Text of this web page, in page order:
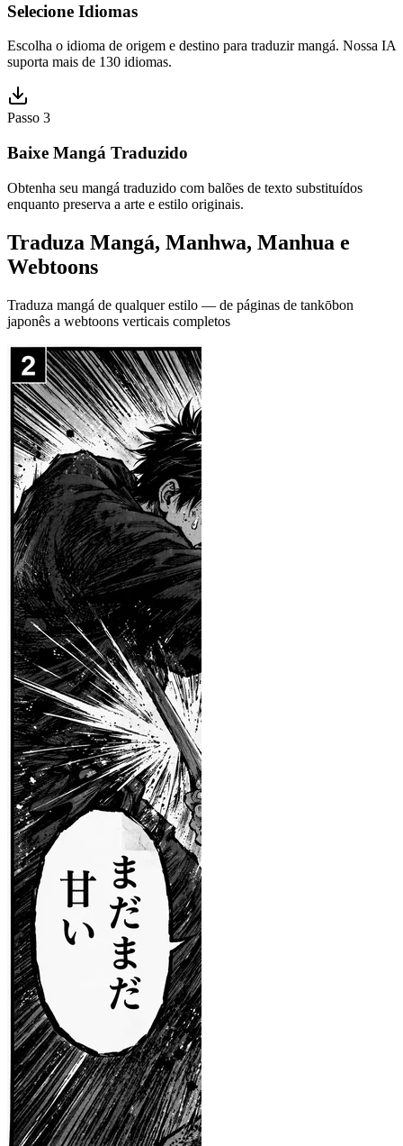
Selecione Idiomas
Escolha o idioma de origem e destino para traduzir mangá. Nossa IA
suporta mais de 130 idiomas.
Passo 3
Baixe Mangá Traduzido
Obtenha seu mangá traduzido com balões de texto substituídos
enquanto preserva a arte e estilo originais.
Traduza Mangá, Manhwa, Manhua e
Webtoons
Traduza mangá de qualquer estilo — de páginas de tankōbon
japonês a webtoons verticais completos